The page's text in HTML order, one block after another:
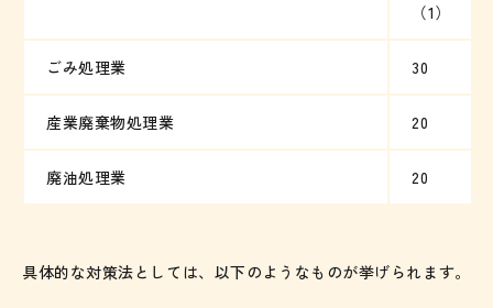
（1）
ごみ処理業 30
産業廃棄物処理業 20
廃油処理業 20
具体的な対策法としては、以下のようなものが挙げられます。